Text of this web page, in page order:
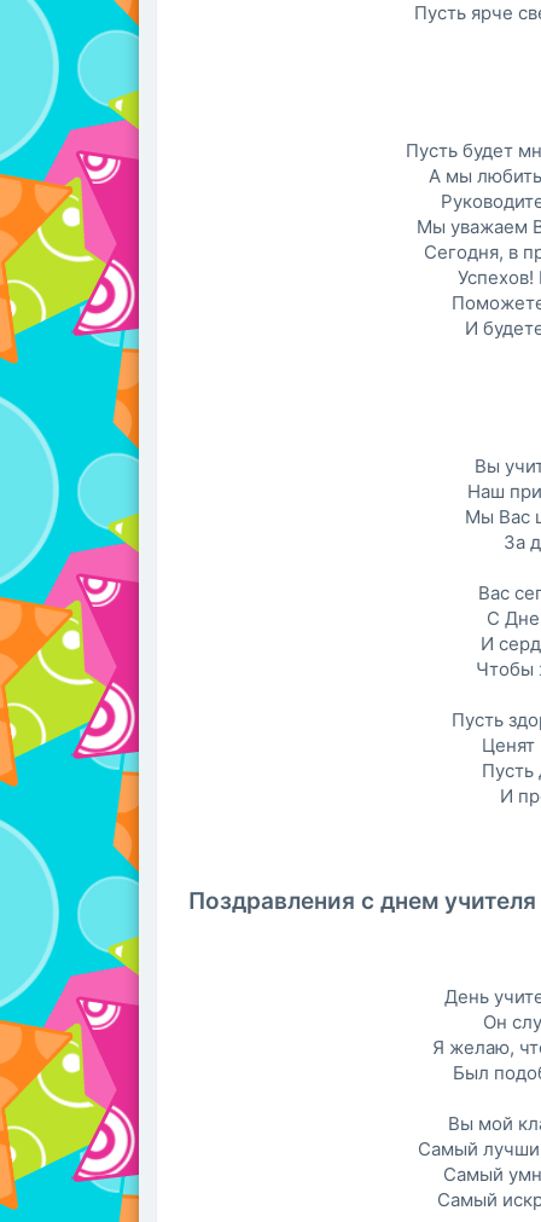
Пусть ярче
Пусть будет
А мы
Мы уважаем
Сегодня, в
И
Вы
Наш
Мы Вас
За
Вас
С
И
Чтобы
Пусть
Ценят
Пусть
И
Поздравления с днем
День
Он
Я желаю,
Был
Вы мой
Самый
Самый
Самый